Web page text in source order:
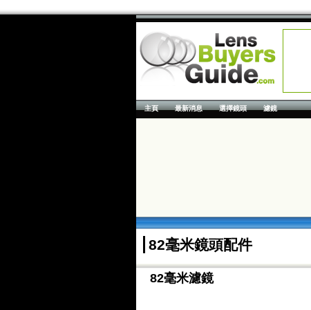
主頁 最新消息 選擇鏡頭 濾鏡
82毫米鏡頭配件
82毫米濾鏡